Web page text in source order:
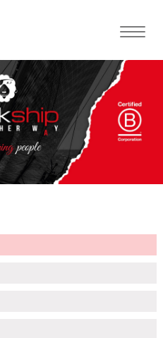
Toggle